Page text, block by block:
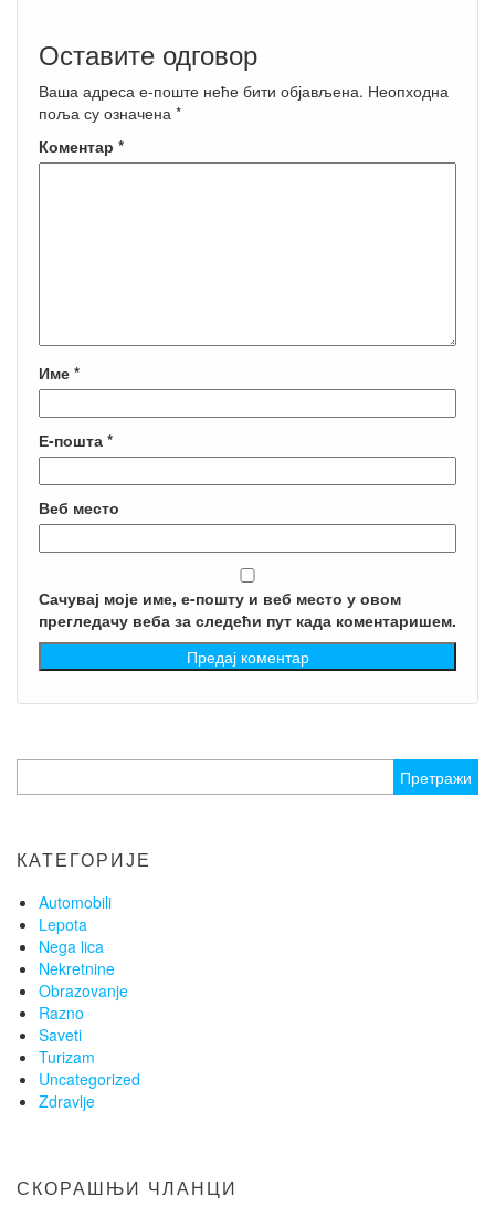
Оставите одговор
Ваша адреса е-поште неће бити објављена. Неопходна
поља су означена *
Коментар *
Име *
Е-пошта *
Веб место
Сачувај моје име, е-пошту и веб место у овом
прегледачу веба за следећи пут када коментаришем.
за:
КАТЕГОРИЈЕ
Automobili
Lepota
Nega lica
Nekretnine
Obrazovanje
Razno
Saveti
Turizam
Uncategorized
Zdravlje
СКОРАШЊИ ЧЛАНЦИ